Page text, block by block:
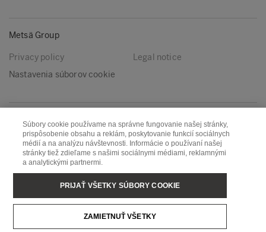
Metsä Group
Privacy policy
Legal notice
Nastavenia súborov cookie
Nasleduj nás
LinkedIn Youtube
Metsä Fibre
Metsä Forest
Metsä Spring
Metsä Wood
Súbory cookie používame na správne fungovanie našej stránky,
prispôsobenie obsahu a reklám, poskytovanie funkcií sociálnych
médií a na analýzu návštevnosti. Informácie o používaní našej
stránky tiež zdieľame s našimi sociálnymi médiami, reklamnými
a analytickými partnermi.
ZAMIETNUŤ VŠETKY
PRIJAŤ VŠETKY SÚBORY COOKIE